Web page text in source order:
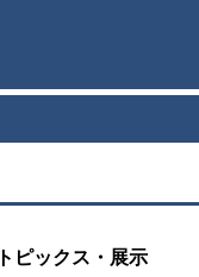
ピックス・展示